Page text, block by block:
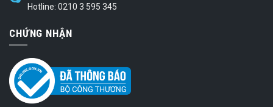
Hotline: 0210 3 595 345
CHỨNG NHẬN